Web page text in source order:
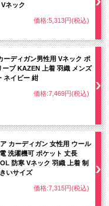
ネック
価格:5,313円(税込)
ーディガン男性用 Vネック ポ
ブ KAZEN 上着 羽織 メンズ
ネイビー 紺
価格:7,469円(税込)
カーディガン 女性用 ウール
洗濯機可 ポケット 丈長
防寒 Vネック 羽織 上着 制
いサイズ
価格:7,315円(税込)